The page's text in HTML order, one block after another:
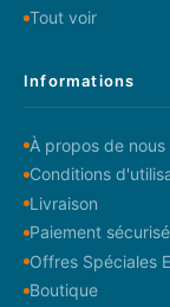
Tout voir
Informations
À propos de nous
Conditions
Livraison
Paiement sécurisé
Offres Spéciales
Boutique